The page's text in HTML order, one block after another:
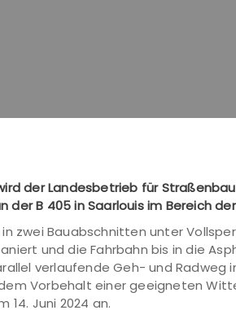
der Landesbetrieb für
der B 405 in Saarlouis im Bereich
zwei Bauabschnitten unter
und die Fahrbahn bis in die
verlaufende Geh- und Radweg
Vorbehalt einer geeigneten
14. Juni 2024 an.